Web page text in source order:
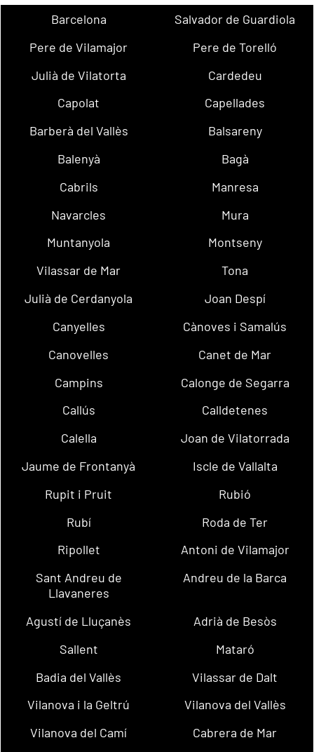
Barcelona
Salvador de Guardiola
Pere de Vilamajor
Pere de Torelló
Julià de Vilatorta
Cardedeu
Capolat
Capellades
Barberà del Vallès
Balsareny
Balenyà
Bagà
Cabrils
Manresa
Navarcles
Mura
Muntanyola
Montseny
Vilassar de Mar
Tona
Julià de Cerdanyola
Joan Despí
Canyelles
Cànoves i Samalús
Canovelles
Canet de Mar
Campins
Calonge de Segarra
Callús
Calldetenes
Calella
Joan de Vilatorrada
Jaume de Frontanyà
Iscle de Vallalta
Rupit i Pruit
Rubió
Rubí
Roda de Ter
Ripollet
Antoni de Vilamajor
Sant Andreu de
Llavaneres
Andreu de la Barca
Agustí de Lluçanès
Adrià de Besòs
Sallent
Mataró
Badia del Vallès
Vilassar de Dalt
Vilanova i la Geltrú
Vilanova del Vallès
Vilanova del Camí
Cabrera de Mar